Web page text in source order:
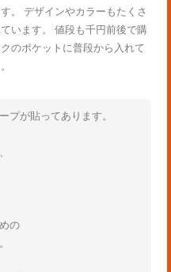
。 デザインやカラーもたくさ
います。 値段も千円前後で購
のポケットに普段から入れて
プが貼ってあります。
の